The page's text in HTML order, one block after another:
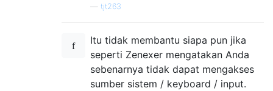
tjt263
Itu tidak membantu siapa pun jika
seperti Zenexer mengatakan Anda
sebenarnya tidak dapat mengakses
sumber sistem / keyboard / input.